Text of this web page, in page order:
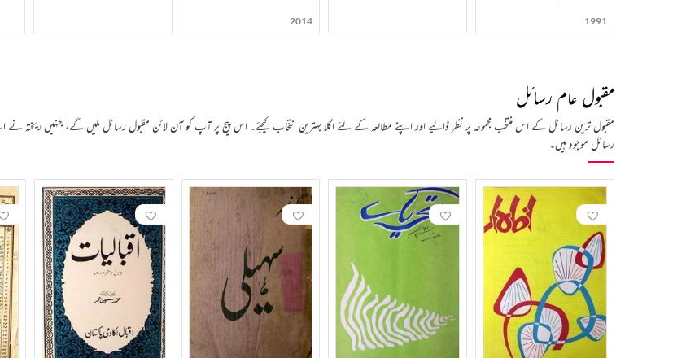
1991
2014
مقبول عام رسائل
مقبول ترین رسائل کے اس منتخب مجموعہ پر نظر ڈالیے اور اپنے مطالعہ کے لئے اگلا بہترین انتخاب کیجئے۔ اس پیج پر آپ کو آن لائن مقبول رسائل ملیں گے، جنہیں ریختہ
رسائل موجود ہیں۔